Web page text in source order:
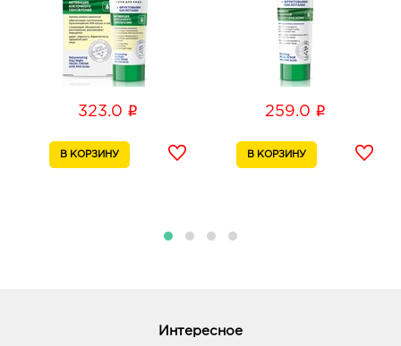
Воронеж Космос: 323.0 руб.
394038, Воронежская обл, г Воронеж, ул
Космонавтов, дом 17Б
График работы:
394033, Воронежская обл, г Воронеж, пр-кт
Ленинский, д. 174П
Воронеж Линия Остужева: 323.0 руб.
323.0 i 259.0 i
Интересное